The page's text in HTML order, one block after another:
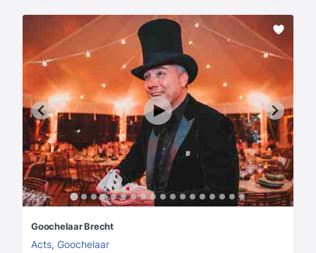
Goochelaar Brecht
Acts, Goochelaar